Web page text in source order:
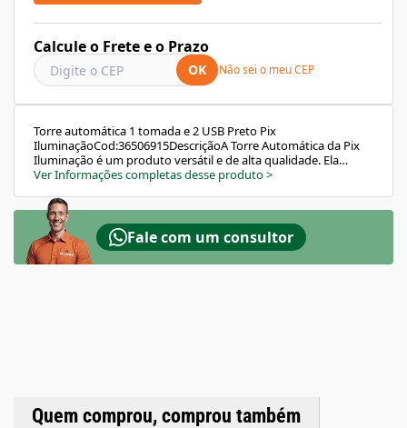
Calcule o Frete e o Prazo
OK Não sei o meu CEP
Torre automática 1 tomada e 2 USB Preto Pix
IluminaçãoCod:36506915DescriçãoA Torre Automática da Pix
Iluminação é um produto versátil e de alta qualidade. Ela
possui uma tomada e duas entradas USB, permitindo o
tempo.Características:Dimensões: Ø60X279mmPotência:
3500WTensão: BivoltCorrente: 16AComprimento do cabo:
1,5mEste produto é ideal para uso em cozinhas (bancadas,
aéreos, etc.) e escritórios. Com um design discreto, a torre fica
escondida sob o móvel, só aparecendo quando necessária sua
Ver Informações completas desse produto>
Fale com um consultor
Quem comprou, comprou também